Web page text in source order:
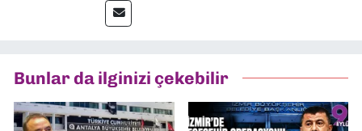
muhabir, editör, müdür yardımcısı ve spor
müdürü olarak görev yaptım. Ayrıca Yeni
Gazetesi'nde editörlük yapıyorum
Bunlar da ilginizi çekebilir